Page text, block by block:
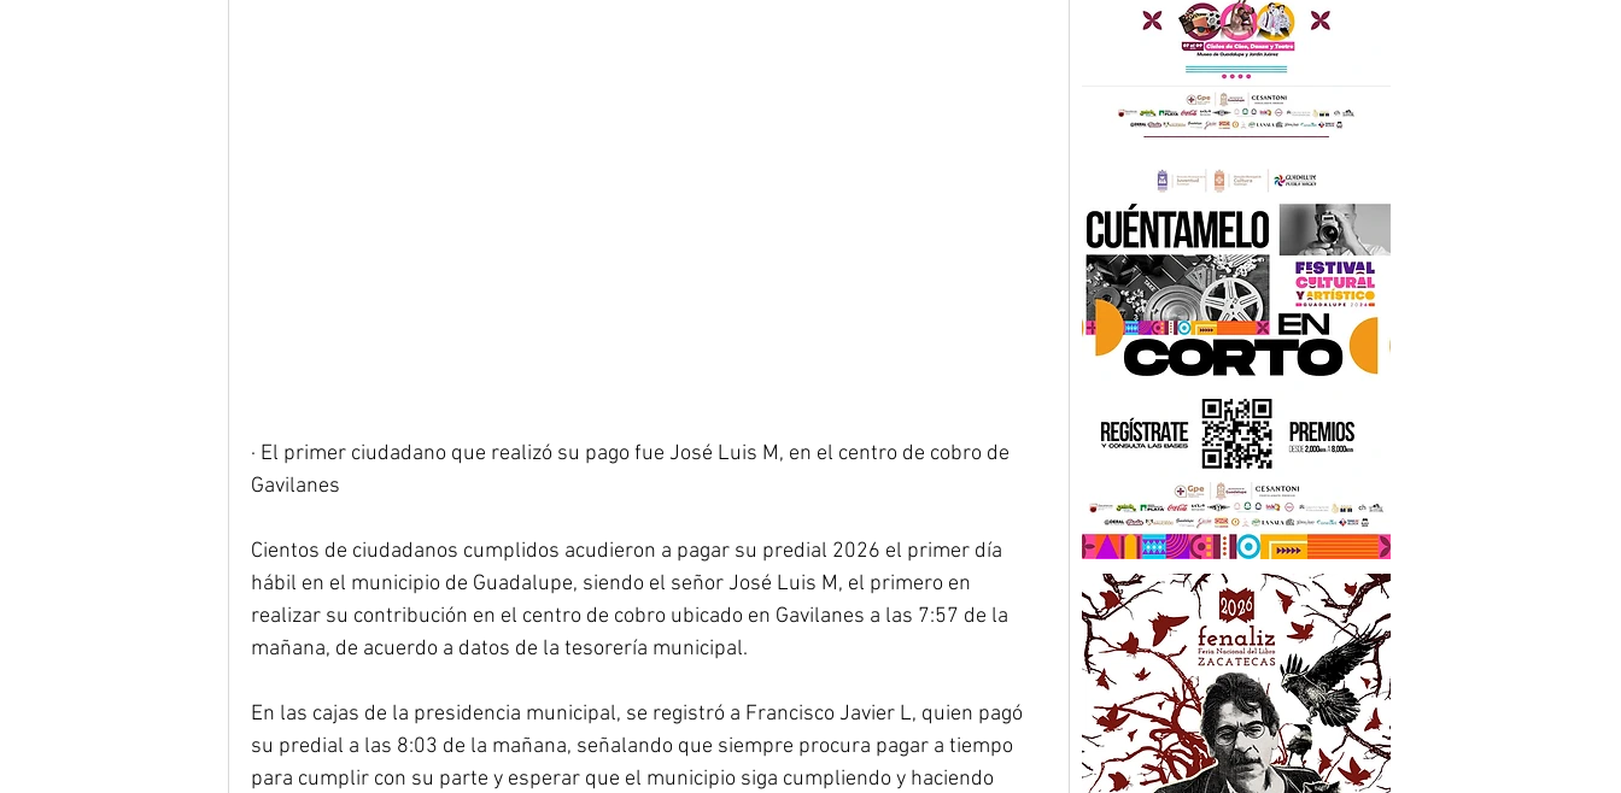
· El primer ciudadano que realizó su pago fue José Luis M, en el centro de cobro de
Gavilanes
Cientos de ciudadanos cumplidos acudieron a pagar su predial 2026 el primer día
hábil en el municipio de Guadalupe, siendo el señor José Luis M, el primero en
realizar su contribución en el centro de cobro ubicado en Gavilanes a las 7:57 de la
mañana, de acuerdo a datos de la tesorería municipal.
En las cajas de la presidencia municipal, se registró a Francisco Javier L, quien pagó
su predial a las 8:03 de la mañana, señalando que siempre procura pagar a tiempo
para cumplir con su parte y esperar que el municipio siga cumpliendo y haciendo